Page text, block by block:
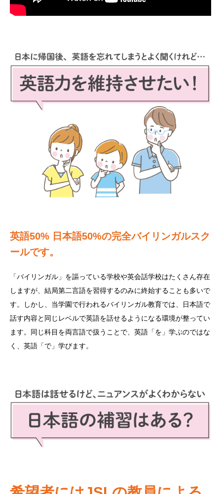
英語50% 日本語50%の完全バイリンガルスク
ールです。
「バイリンガル」を謳っている学校や英会話学校はたくさん存在
しますが、結局第二言語を習得するのみに終始することも多いで
す。しかし、当学園で行われるバイリンガル教育では、日本語で
話す内容と同じレベルで英語を話せるようになる環境が整ってい
ます。同じ科目を両言語で扱うことで、英語「を」学ぶのではな
く、英語「で」学びます。